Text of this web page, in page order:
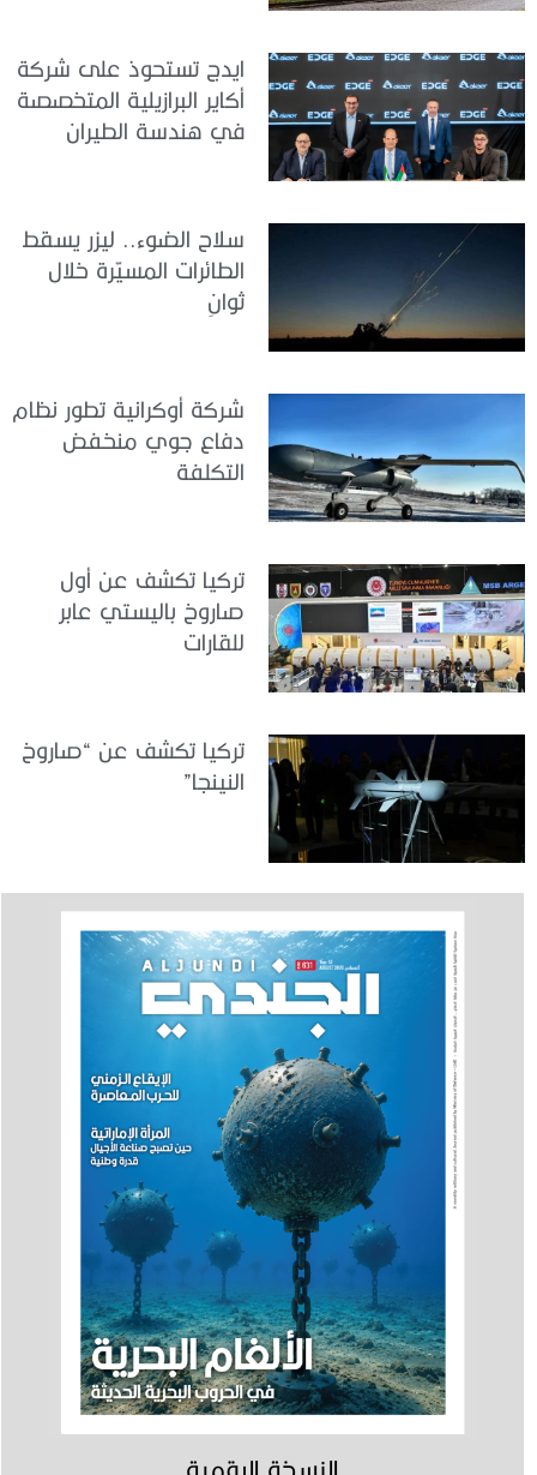
ايدج تستحوذ على شركة
أكاير البرازيلية المتخصصة
في هندسة الطيران
سلاح الضوء.. ليزر يسقط
الطائرات المسيّرة خلال
ثوانٍ
شركة أوكرانية تطور نظام
دفاع جوي منخفض
التكلفة
تركيا تكشف عن أول
صاروخ باليستي عابر
للقارات
تركيا تكشف عن “صاروخ
النينجا”
النسخة الرقمية